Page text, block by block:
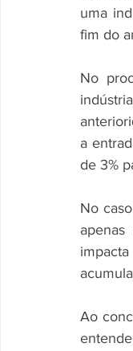
uma
fim do
No
a
de 3%
No
Ao